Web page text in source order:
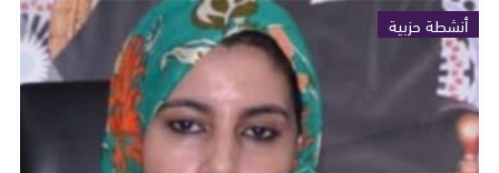
أنشطة حزبية